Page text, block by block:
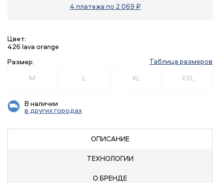
4 платежа по 2 069 ₽
Цвет:
426 lava orange
Размер:
Таблица размеров
M
L XL XXL
В наличии
в других городах
ОПИСАНИЕ
ТЕХНОЛОГИИ
О БРЕНДЕ